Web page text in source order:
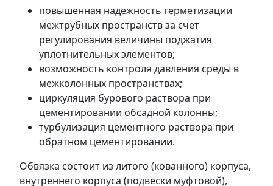
повышенная надежность герметизации
межтрубных пространств за счет
регулирования величины поджатия
уплотнительных элементов;
возможность контроля давления среды в
межколонных пространствах;
циркуляция бурового раствора при
цементировании обсадной колонны;
турбулизация цементного раствора при
обратном цементировании.
Обвязка состоит из литого (кованного) корпуса,
внутреннего корпуса (подвески муфтовой),